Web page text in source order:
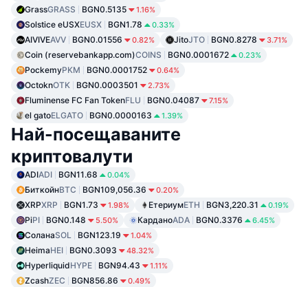
GrassGRASS BGN0.5135 1.16%
Solstice eUSXEUSX BGN1.78 0.33%
AIVIVEAVV BGN0.01556 0.82% JitoJTO BGN0.8278 3.71%
Coin (reservebankapp.com)COINS BGN0.0001672 0.23%
PockemyPKM BGN0.0001752 0.64%
OctoknOTK BGN0.0003501 2.73%
Fluminense FC Fan TokenFLU BGN0.04087 7.15%
el gatoELGATO BGN0.0000163 1.39%
Най-посещаваните
криптовалути
ADIADI BGN11.68 0.04%
БиткойнBTC BGN109,056.36 0.20%
XRPXRP BGN1.73 1.98% ЕтериумETH BGN3,220.31 0.19%
PiPI BGN0.148 5.50% КарданоADA BGN0.3376 6.45%
СоланаSOL BGN123.19 1.04%
HeimaHEI BGN0.3093 48.32%
HyperliquidHYPE BGN94.43 1.11%
ZcashZEC BGN856.86 0.49%